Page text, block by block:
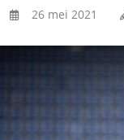
26 mei 2021